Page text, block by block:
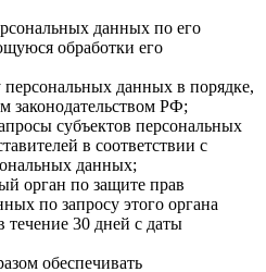
данных по его
обработки его
персональных данных в порядке,
законодательством РФ;
субъектов персональных
в соответствии с
данных;
орган по защите прав
по запросу этого органа
30 дней с даты
обеспечивать